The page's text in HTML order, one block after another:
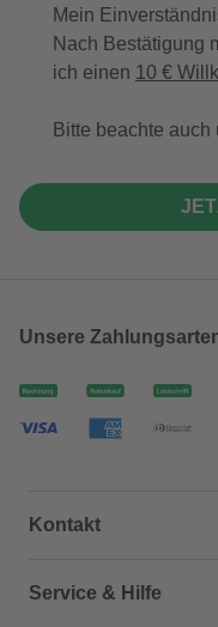
Mein
Nach Bestätigung
ich einen 10 €
Bitte beachte auch
Unsere
Kontakt
Dein Kontakt zu uns
Service & Hilfe